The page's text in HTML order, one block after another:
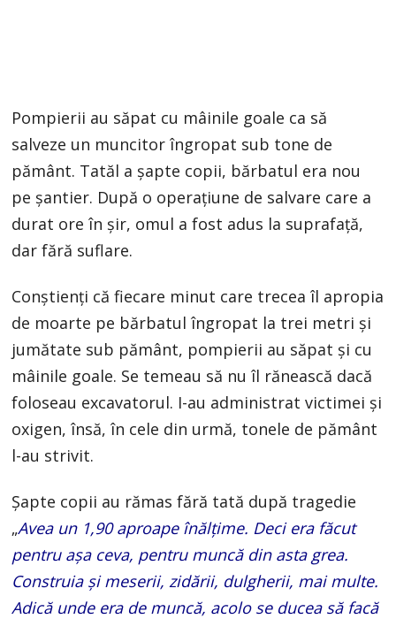
Pompierii au săpat cu mâinile goale ca să
salveze un muncitor îngropat sub tone de
pământ. Tatăl a şapte copii, bărbatul era nou
pe şantier. După o operaţiune de salvare care a
durat ore în şir, omul a fost adus la suprafaţă,
dar fără suflare.
Conştienţi că fiecare minut care trecea îl apropia
de moarte pe bărbatul îngropat la trei metri şi
jumătate sub pământ, pompierii au săpat şi cu
mâinile goale. Se temeau să nu îl rănească dacă
foloseau excavatorul. I-au administrat victimei şi
oxigen, însă, în cele din urmă, tonele de pământ
l-au strivit.
Şapte copii au rămas fără tată după tragedie
„Avea un 1,90 aproape înălţime. Deci era făcut
pentru aşa ceva, pentru muncă din asta grea.
Construia şi meserii, zidării, dulgherii, mai multe.
Adică unde era de muncă, acolo se ducea să facă